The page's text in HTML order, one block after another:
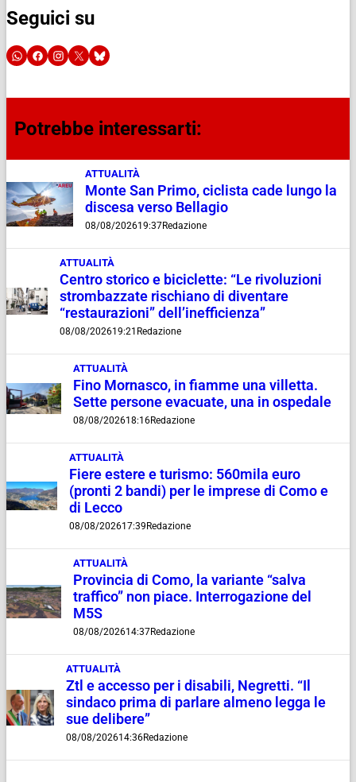
Seguici su
Potrebbe interessarti:
ATTUALITÀ
Monte San Primo, ciclista cade lungo la
discesa verso Bellagio
08/08/202619:37Redazione
ATTUALITÀ
Centro storico e biciclette: “Le rivoluzioni
strombazzate rischiano di diventare
“restaurazioni” dell’inefficienza”
08/08/202619:21 Redazione
ATTUALITÀ
Fino Mornasco, in fiamme una villetta.
Sette persone evacuate, una in ospedale
08/08/202618:16Redazione
ATTUALITÀ
Fiere estere e turismo: 560mila euro
(pronti 2 bandi) per le imprese di Como e
di Lecco
08/08/202617:39 Redazione
ATTUALITÀ
Provincia di Como, la variante “salva
traffico” non piace. Interrogazione del
M5S
08/08/202614:37Redazione
ATTUALITÀ
Ztl e accesso per i disabili, Negretti. “Il
sindaco prima di parlare almeno legga le
sue delibere”
08/08/202614:36Redazione